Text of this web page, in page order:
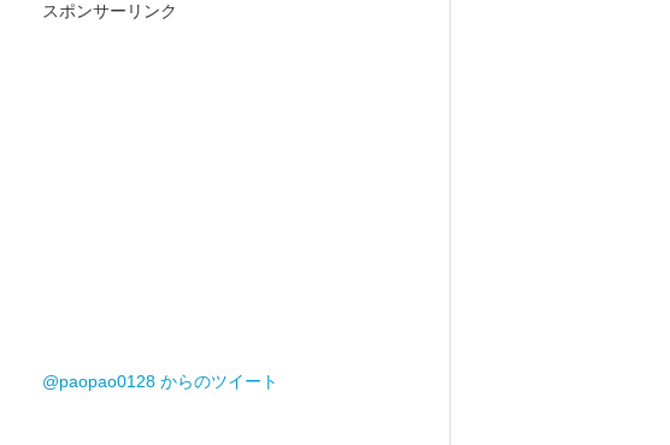
スポンサーリンク
@paopao0128 からのツイート